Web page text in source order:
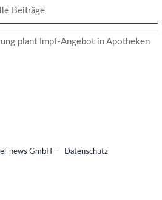
Beiträge
plant Impf-Angebot in Apotheken
news GmbH – Datenschutz